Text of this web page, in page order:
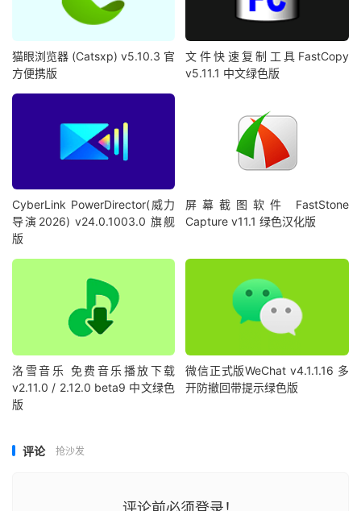
猫眼浏览器 (Catsxp) v5.10.3 官
方便携版
文件快速复制工具FastCopy
v5.11.1 中文绿色版
CyberLink PowerDirector(威力
导演2026) v24.0.1003.0 旗舰
版
屏幕截图软件 FastStone
Capture v11.1 绿色汉化版
洛雪音乐 免费音乐播放下载
v2.11.0 / 2.12.0 beta9 中文绿色
版
微信正式版WeChat v4.1.1.16 多
开防撤回带提示绿色版
评论 抢沙发